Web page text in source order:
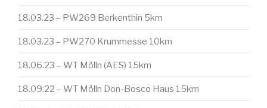
18.03.23 – PW269 Berkenthin 5km
18.03.23 – PW270 Krummesse 10km
18.06.23 – WT Mölln (AES) 15km
18.09.22 – WT Mölln Don-Bosco Haus 15km